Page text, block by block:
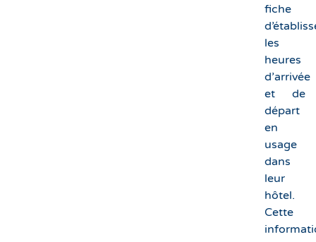
fiche
les
heures
d’arrivée
et de
départ
en
usage
dans
leur
hôtel.
Cette